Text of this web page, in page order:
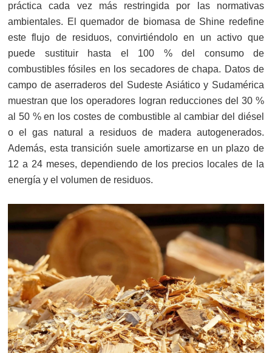
práctica cada vez más restringida por las normativas
ambientales. El quemador de biomasa de Shine redefine
este flujo de residuos, convirtiéndolo en un activo que
puede sustituir hasta el 100 % del consumo de
combustibles fósiles en los secadores de chapa. Datos de
campo de aserraderos del Sudeste Asiático y Sudamérica
muestran que los operadores logran reducciones del 30 %
al 50 % en los costes de combustible al cambiar del diésel
o el gas natural a residuos de madera autogenerados.
Además, esta transición suele amortizarse en un plazo de
12 a 24 meses, dependiendo de los precios locales de la
energía y el volumen de residuos.